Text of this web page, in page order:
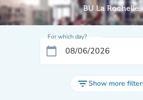
BU La Rochelle
For which day?
calendar_today
filter_listShow more